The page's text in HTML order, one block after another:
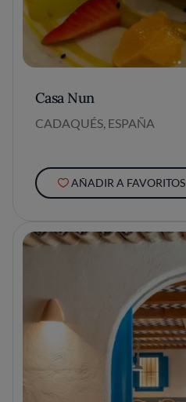
Casa Nun
CADAQUÉS, ESPAÑA
AÑADIR A FAVORITOS